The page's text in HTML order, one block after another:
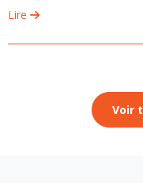
Lire
Voir